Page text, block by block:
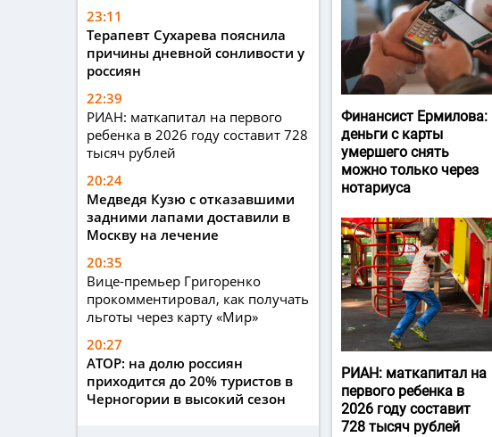
23:11
Терапевт Сухарева пояснила
причины дневной сонливости у
россиян
22:39
РИАН: маткапитал на первого
ребенка в 2026 году составит 728
тысяч рублей
20:24
Медведя Кузю с отказавшими
задними лапами доставили в
Москву на лечение
20:35
Вице-премьер Григоренко
прокомментировал, как получать
льготы через карту «Мир»
20:27
АТОР: на долю россиян
приходится до 20% туристов в
Черногории в высокий сезон
Финансист Ермилова:
деньги с карты
умершего снять
можно только через
нотариуса
РИАН: маткапитал на
первого ребенка в
2026 году составит
728 тысяч рублей